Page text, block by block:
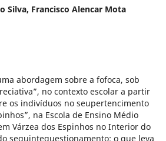
Silva, Francisco Alencar Mota
abordagem sobre a fofoca, sob
no contexto escolar a partir
os indivíduos no seupertencimento
na Escola de Ensino Médio
Várzea dos Espinhos no Interior do
seguintequestionamento: o que leva